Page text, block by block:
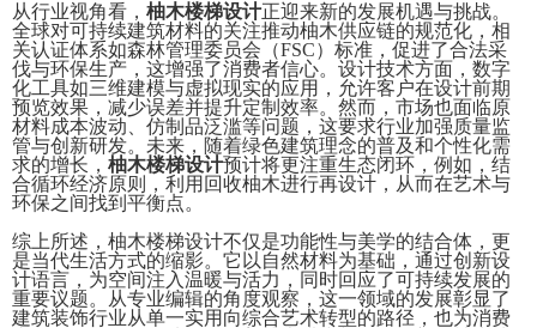
从行业视角看， 柚木楼梯设计正迎来新的发展机遇与挑战。
全球对可持续建筑材料的关注推动柚木供应链的规范化，相
关认证体系如森林管理委员会（FSC）标准，促进了合法采
伐与环保生产，这增强了消费者信心。设计技术方面，数字
化工具如三维建模与虚拟现实的应用，允许客户在设计前期
预览效果，减少误差并提升定制效率。然而，市场也面临原
材料成本波动、仿制品泛滥等问题，这要求行业加强质量监
管与创新研发。未来，随着绿色建筑理念的普及和个性化需
求的增长， 柚木楼梯设计预计将更注重生态闭环，例如，结
合循环经济原则，利用回收柚木进行再设计，从而在艺术与
环保之间找到平衡点。
综上所述，柚木楼梯设计不仅是功能性与美学的结合体，更
是当代生活方式的缩影。它以自然材料为基础，通过创新设
计语言，为空间注入温暖与活力，同时回应了可持续发展的
重要议题。从专业编辑的角度观察，这一领域的发展彰显了
建筑装饰行业从单一实用向综合艺术转型的路径，也为消费